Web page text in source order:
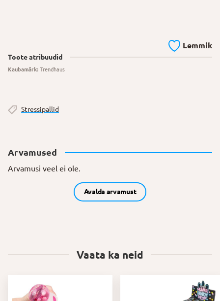
Lemmik
Toote atribuudid
Kaubamärk: Trendhaus
Stressipallid
Arvamused
Arvamusi veel ei ole.
Avalda arvamust
Vaata ka neid